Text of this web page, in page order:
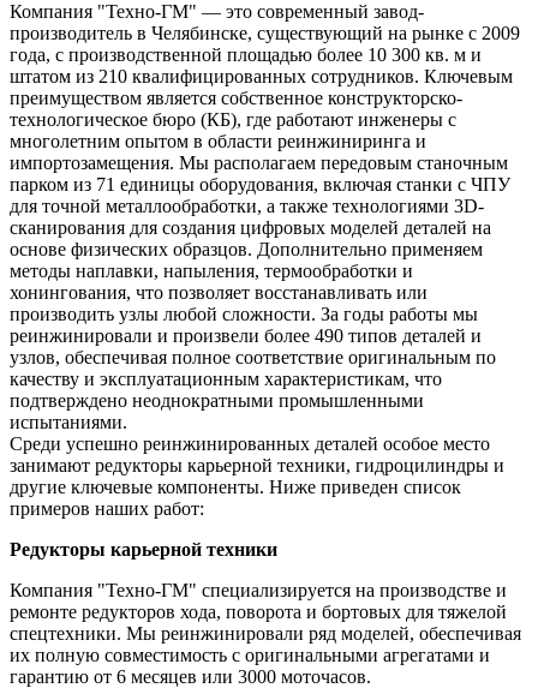
Компания "Техно-ГМ" — это современный завод-
производитель в Челябинске, существующий на рынке с 2009
года, с производственной площадью более 10 300 кв. м и
штатом из 210 квалифицированных сотрудников. Ключевым
преимуществом является собственное конструкторско-
технологическое бюро (КБ), где работают инженеры с
многолетним опытом в области реинжиниринга и
импортозамещения. Мы располагаем передовым станочным
парком из 71 единицы оборудования, включая станки с ЧПУ
для точной металлообработки, а также технологиями 3D-
сканирования для создания цифровых моделей деталей на
основе физических образцов. Дополнительно применяем
методы наплавки, напыления, термообработки и
хонингования, что позволяет восстанавливать или
производить узлы любой сложности. За годы работы мы
реинжинировали и произвели более 490 типов деталей и
узлов, обеспечивая полное соответствие оригинальным по
качеству и эксплуатационным характеристикам, что
подтверждено неоднократными промышленными
испытаниями.
Среди успешно реинжинированных деталей особое место
занимают редукторы карьерной техники, гидроцилиндры и
другие ключевые компоненты. Ниже приведен список
примеров наших работ:
Редукторы карьерной техники
Компания "Техно-ГМ" специализируется на производстве и
ремонте редукторов хода, поворота и бортовых для тяжелой
спецтехники. Мы реинжинировали ряд моделей, обеспечивая
их полную совместимость с оригинальными агрегатами и
гарантию от 6 месяцев или 3000 моточасов.